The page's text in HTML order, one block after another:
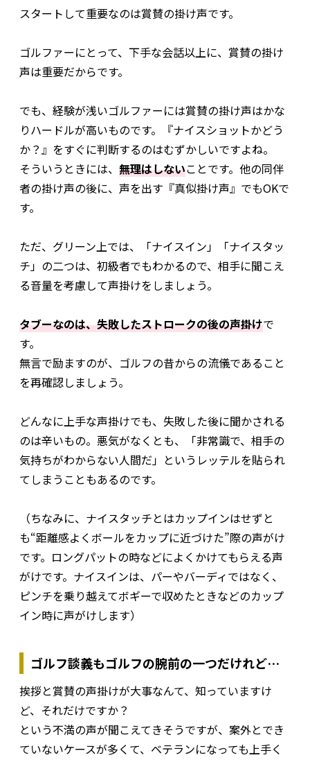
スタートして重要なのは賞賛の掛け声です。
ゴルファーにとって、下手な会話以上に、賞賛の掛け
声は重要だからです。
でも、経験が浅いゴルファーには賞賛の掛け声はかな
りハードルが高いものです。『ナイスショットかどう
か？』をすぐに判断するのはむずかしいですよね。
そういうときには、 無理はしないことです。他の同伴
者の掛け声の後に、声を出す『真似掛け声』でもOKで
す。
ただ、グリーン上では、「ナイスイン」「ナイスタッ
チ」の二つは、初級者でもわかるので、相手に聞こえ
る音量を考慮して声掛けをしましょう。
タブーなのは、失敗したストロークの後の声掛けで
す。
無言で励ますのが、ゴルフの昔からの流儀であること
を再確認しましょう。
どんなに上手な声掛けでも、失敗した後に聞かされる
のは辛いもの。悪気がなくとも、「非常識で、相手の
気持ちがわからない人間だ」というレッテルを貼られ
てしまうこともあるのです。
（ちなみに、ナイスタッチとはカップインはせずと
も“距離感よくボールをカップに近づけた”際の声がけ
です。ロングパットの時などによくかけてもらえる声
がけです。ナイスインは、パーやバーディではなく、
ピンチを乗り越えてボギーで収めたときなどのカップ
イン時に声がけします）
ゴルフ談義もゴルフの腕前の一つだけれど…
挨拶と賞賛の声掛けが大事なんて、知っていますけ
ど、それだけですか？
という不満の声が聞こえてきそうですが、案外とでき
ていないケースが多くて、ベテランになっても上手く